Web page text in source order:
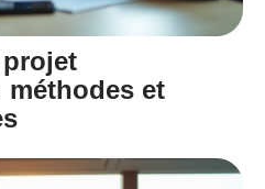
méthodes et